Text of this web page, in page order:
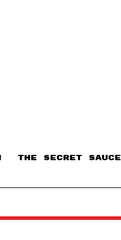
THE SECRET SAUCE​